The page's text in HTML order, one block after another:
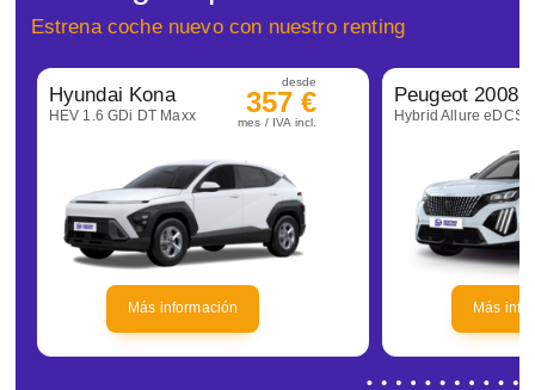
Estrena coche nuevo con nuestro renting
Hyundai Kona
HEV 1.6 GDi DT Maxx
desde
357 €
mes / IVA incl.
Más información
Peugeot 2008
Hybrid Allure eDCS6
Más